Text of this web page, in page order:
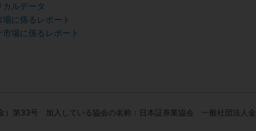
カルデータ
場に係るレポート
市場に係るレポート
）第33号 加入している協会の名称：日本証券業協会 一般社団法人